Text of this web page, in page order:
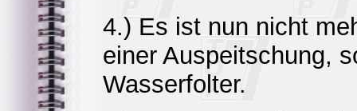
4.) Es ist nun nicht
einer Auspeitschung,
Wasserfolter.